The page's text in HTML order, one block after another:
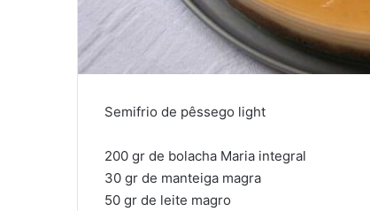
Semifrio de pêssego light
200 gr de bolacha Maria integral
30 gr de manteiga magra
50 gr de leite magro